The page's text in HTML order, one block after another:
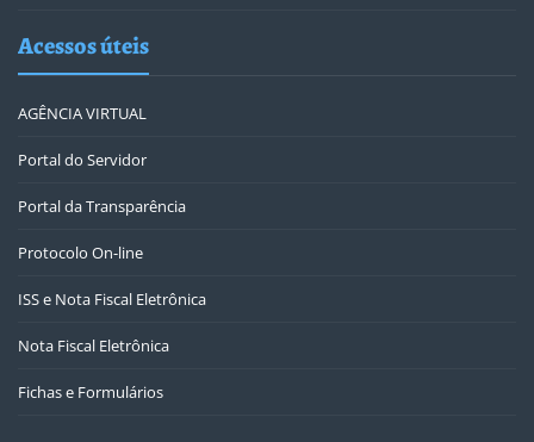
Acessos úteis
AGÊNCIA VIRTUAL
Portal do Servidor
Portal da Transparência
Protocolo On-line
ISS e Nota Fiscal Eletrônica
Nota Fiscal Eletrônica
Fichas e Formulários